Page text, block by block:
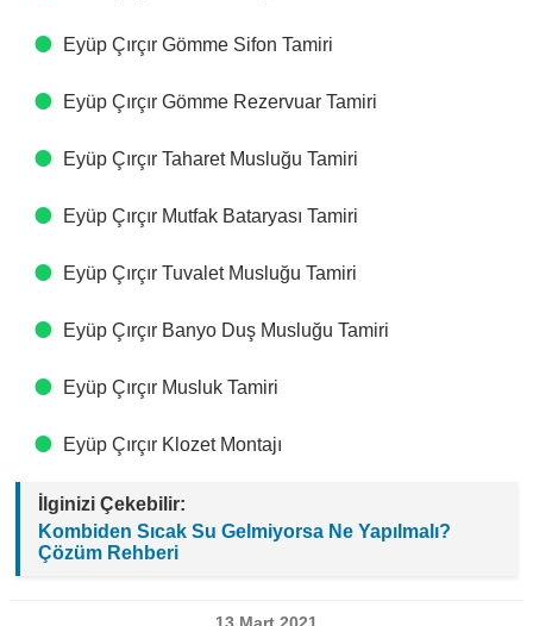
Eyüp Çırçır Gömme Sifon Tamiri
Eyüp Çırçır Gömme Rezervuar Tamiri
Eyüp Çırçır Taharet Musluğu Tamiri
Eyüp Çırçır Mutfak Bataryası Tamiri
Eyüp Çırçır Tuvalet Musluğu Tamiri
Eyüp Çırçır Banyo Duş Musluğu Tamiri
Eyüp Çırçır Musluk Tamiri
Eyüp Çırçır Klozet Montajı
İlginizi Çekebilir:
Kombiden Sıcak Su Gelmiyorsa Ne Yapılmalı?
Çözüm Rehberi